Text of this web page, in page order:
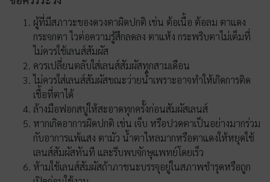
ผู้ที่มีสภาวะของดวงตาผิดปกติ เช่น ต้อเนื้อ ต้อลม ตาแดง
กระจกตา ไวต่อความรู้สึกลดลง ตาแห้ง กระพริบตาไม่เต็มที่
ไม่ควรใช้เลนส์สัมผัส
ควรเปลี่ยนตลับใส่เลนส์สัมผัสทุกสามเดือน
ไม่ควรใส่เลนส์สัมผัสขณะว่ายน้ำเพราะอาจทำให้เกิดการติด
เชื้อที่ตาได้
ล้างมือฟอกสบู่ให้สะอาดทุกครั้งก่อนสัมผัสเลนส์
หากเกิดอาการผิดปกติ เช่น เจ็บ หรือปวดตาเป็นอย่างมากร่วม
กับอาการแพ้แสง ตามัว น้ำตาไหลมากหรือตาแดงให้หยุดใช้
เลนส์สัมผัสทันที และรีบพบจักษุแพทย์โดยเร็ว
ห้ามใช้เลนส์สัมผัสถ้าภาชนะบรรจุอยู่ในสภาพชำรุดหรือถูก